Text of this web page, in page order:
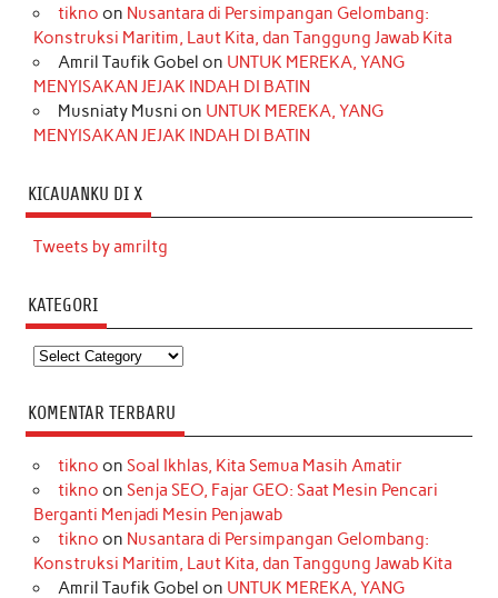
tikno on Nusantara di Persimpangan Gelombang:
Konstruksi Maritim, Laut Kita, dan Tanggung Jawab Kita
Amril Taufik Gobel on UNTUK MEREKA, YANG
MENYISAKAN JEJAK INDAH DI BATIN
Musniaty Musni on UNTUK MEREKA, YANG
MENYISAKAN JEJAK INDAH DI BATIN
KICAUANKU DI X
Tweets by amriltg
KATEGORI
Kategori
KOMENTAR TERBARU
tikno on Soal Ikhlas, Kita Semua Masih Amatir
tikno on Senja SEO, Fajar GEO: Saat Mesin Pencari
Berganti Menjadi Mesin Penjawab
tikno on Nusantara di Persimpangan Gelombang:
Konstruksi Maritim, Laut Kita, dan Tanggung Jawab Kita
Amril Taufik Gobel on UNTUK MEREKA, YANG